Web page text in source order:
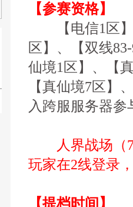
【参赛资格】
【电信1区】
区】、【双线
仙境1区】、【
【真仙境7区】
入跨服服务器参
人界战场（
玩家在2线登录
【提档时间】